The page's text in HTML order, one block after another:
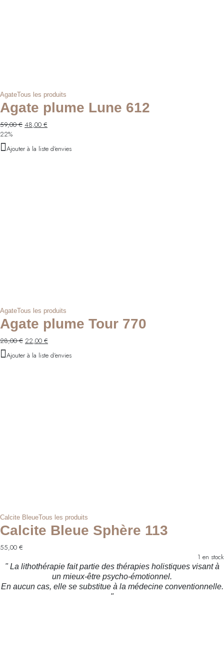
AgateTous les produits
Agate plume Lune 612
59,00€ Le
était :
48,00 €
est :
22%
Ajouter à la liste d'envies
AgateTous les produits
Agate plume Tour 770
28,00€ Le
initial
22,00 €
actuel
Ajouter à la liste d'envies
Calcite BleueTous les produits
Calcite Bleue Sphère 113
55,00 €
1 en stock
" La lithothérapie fait partie des thérapies holistiques visant à
un mieux-être psycho-émotionnel.
En aucun cas, elle se substitue à la médecine conventionnelle.
"